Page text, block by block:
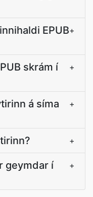
EPUB+
skrám í
+
á síma
+
+
geymdar í
+